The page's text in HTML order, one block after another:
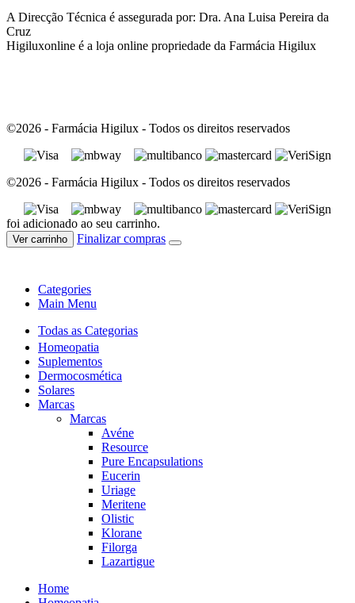
A Direcção Técnica é assegurada por: Dra. Ana Luisa Pereira da
Cruz
Higiluxonline é a loja online propriedade da Farmácia Higilux
©2026 - Farmácia Higilux - Todos os direitos reservados
©2026 - Farmácia Higilux - Todos os direitos reservados
foi adicionado ao seu carrinho.
Ver carrinho Finalizar compras
Categories
Main Menu
Todas as Categorias
Homeopatia
Suplementos
Dermocosmética
Solares
Marcas
Marcas
Avéne
Resource
Pure Encapsulations
Eucerin
Uriage
Meritene
Olistic
Klorane
Filorga
Lazartigue
Home